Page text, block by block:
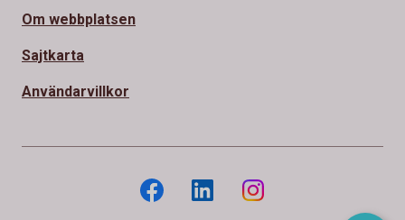
Om webbplatsen
Sajtkarta
Användarvillkor